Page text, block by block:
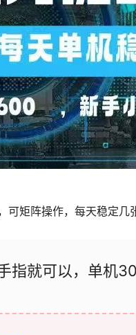
矩阵操作，每天稳定几
指就可以，单机